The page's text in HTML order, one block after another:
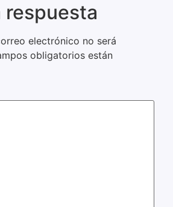
respuesta
electrónico no será
obligatorios están